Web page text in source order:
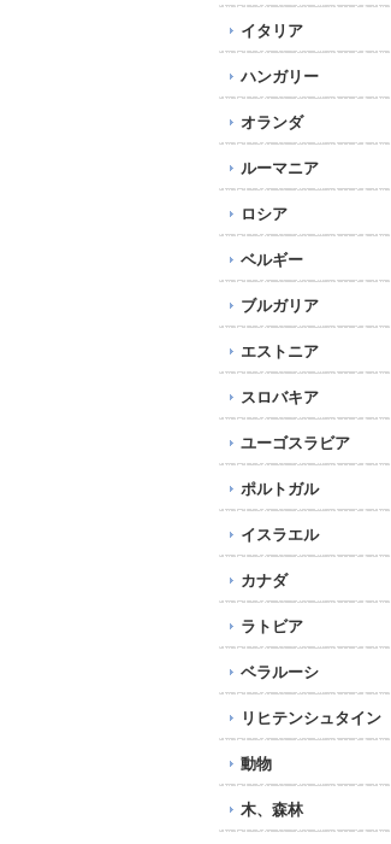
イタリア
ハンガリー
オランダ
ルーマニア
ロシア
ベルギー
ブルガリア
エストニア
スロバキア
ユーゴスラビア
ポルトガル
イスラエル
カナダ
ラトビア
ベラルーシ
リヒテンシュタイン
動物
木、森林